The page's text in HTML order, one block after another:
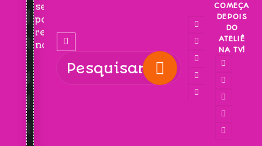
se
para
receber
novidades!
COMEÇA
DEPOIS
DO
ATELIÊ
NA TV!